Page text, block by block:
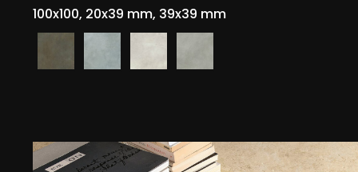
100x100, 20x39 mm, 39x39 mm